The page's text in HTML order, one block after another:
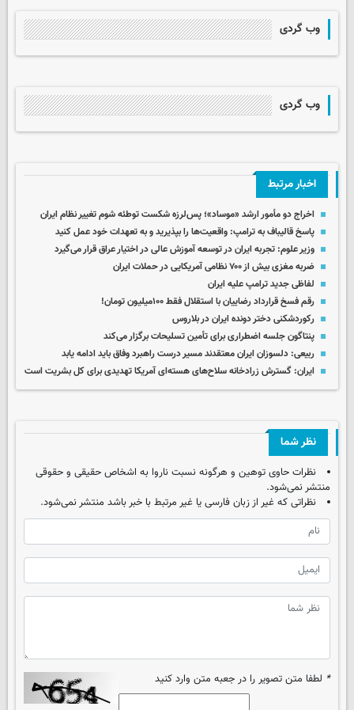
وب گردی
وب گردی
اخبار مرتبط
اخراج دو مأمور ارشد «موساد»؛ پس‌لرزه شکست توطئه شوم تغییر نظام ایران
پاسخ قالیباف به ترامپ: واقعیت‌ها را بپذیرید و به تعهدات خود عمل کنید
وزیر علوم: تجربه ایران در توسعه آموزش عالی در اختیار عراق قرار می‌گیرد
ضربه مغزی بیش از ۷۰۰ نظامی آمریکایی در حملات ایران
لفاظی جدید ترامپ علیه ایران
رقم فسخ قرارداد رضاییان با استقلال فقط ۱۰۰میلیون تومان!
رکوردشکنی دختر دونده ایران در بلاروس
پنتاگون جلسه اضطراری برای تأمین تسلیحات برگزار می‌کند
ربیعی: دلسوزان ایران معتقدند مسیر درست راهبرد وفاق باید ادامه یابد
ایران: گسترش زرادخانه سلاح‌های هسته‌ای آمریکا تهدیدی برای کل بشریت است
نظر شما
نظرات حاوی توهین و هرگونه نسبت ناروا به اشخاص حقیقی و حقوقی
منتشر نمی‌شود.
نظراتی که غیر از زبان فارسی یا غیر مرتبط با خبر باشد منتشر نمی‌شود.
* لطفا متن تصویر را در جعبه متن وارد کنید